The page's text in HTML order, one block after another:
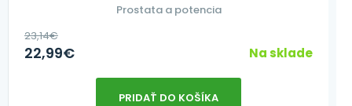
Prostata a potencia
23,14€
22,99€ Na sklade
PRIDAŤ DO KOŠÍKA